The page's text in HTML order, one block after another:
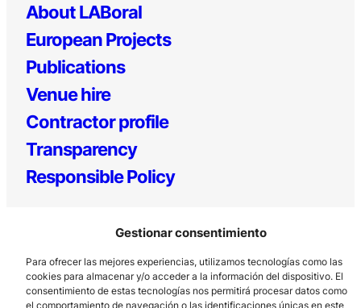
Gestionar consentimiento
Para ofrecer las mejores experiencias, utilizamos tecnologías como las
cookies para almacenar y/o acceder a la información del dispositivo. El
consentimiento de estas tecnologías nos permitirá procesar datos como
el comportamiento de navegación o las identificaciones únicas en este
About LABoral
European Projects
Publications
Venue hire
Contractor profile
Transparency
Responsible Policy